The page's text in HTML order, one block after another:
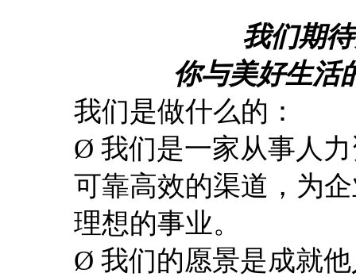
我们期
你与美好生活
我们是做什么的：
Ø 我们是一家从事人
可靠高效的渠道，为
理想的事业。
Ø 我们的愿景是成就